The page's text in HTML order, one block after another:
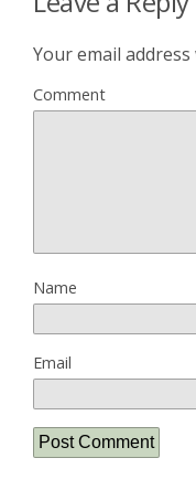
Your email
Comment
Name
Email